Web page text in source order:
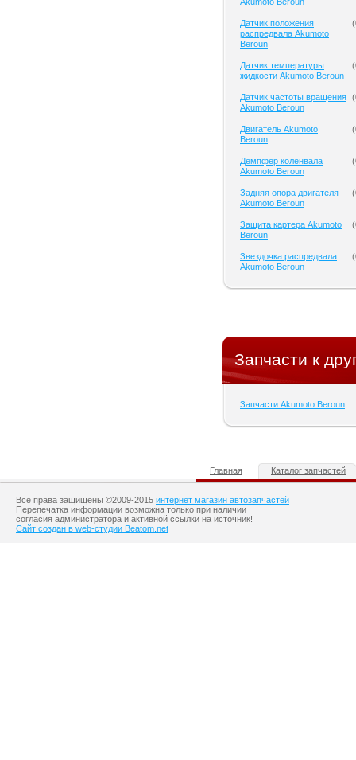
Датчик положения
распредвала Akumoto
Beroun
(
Датчик температуры
жидкости Akumoto Beroun
(
Датчик частоты вращения
Akumoto Beroun
(
Двигатель Akumoto
Beroun
(
Демпфер коленвала
Akumoto Beroun
(
Задняя опора двигателя
Akumoto Beroun
(
Защита картера Akumoto
Beroun
(
Звездочка распредвала
Akumoto Beroun
(
Запчасти к
Запчасти Akumoto Beroun
Главная Каталог запчастей
Все права защищены ©2009-2015 интернет магазин автозапчастей
Перепечатка информации возможна только при наличии
согласия администратора и активной ссылки на источник!
Сайт создан в web-студии Beatom.net